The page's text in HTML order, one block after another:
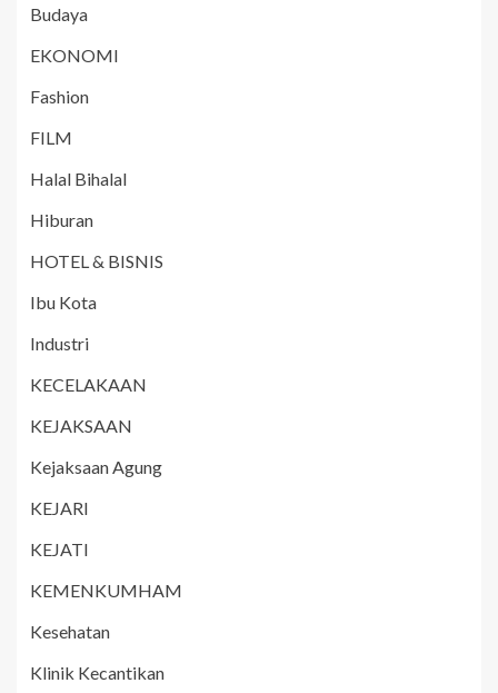
Budaya
EKONOMI
Fashion
FILM
Halal Bihalal
Hiburan
HOTEL & BISNIS
Ibu Kota
Industri
KECELAKAAN
KEJAKSAAN
Kejaksaan Agung
KEJARI
KEJATI
KEMENKUMHAM
Kesehatan
Klinik Kecantikan